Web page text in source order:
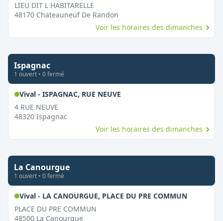
LIEU DIT L HABITARELLE
48170 Chateauneuf De Randon
Voir les horaires des dimanches
Ispagnac
1 ouvert • 0fermé
Vival - ISPAGNAC, RUE NEUVE,
4 RUE NEUVE
48320 Ispagnac
Voir les horaires des dimanches
La Canourgue
1 ouvert • 0fermé
Vival - LA CANOURGUE, PLACE DU PRE COMMUN,
PLACE DU PRE COMMUN
48500 La Canourgue